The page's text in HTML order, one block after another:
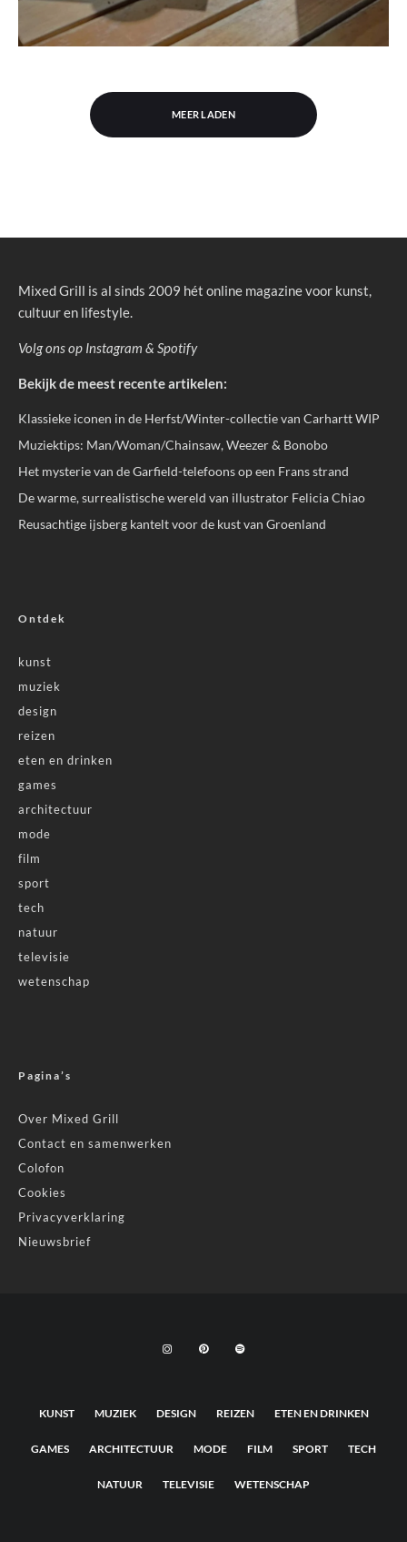
MEER LADEN
Mixed Grill is al sinds 2009 hét online magazine voor kunst,
cultuur en lifestyle.
Volg ons op Instagram & Spotify
Bekijk de meest recente artikelen:
Klassieke iconen in de Herfst/Winter-collectie van Carhartt WIP
Muziektips: Man/Woman/Chainsaw, Weezer & Bonobo
Het mysterie van de Garfield-telefoons op een Frans strand
De warme, surrealistische wereld van illustrator Felicia Chiao
Reusachtige ijsberg kantelt voor de kust van Groenland
Ontdek
kunst
muziek
design
reizen
eten en drinken
games
architectuur
mode
film
sport
tech
natuur
televisie
wetenschap
Pagina’s
Over Mixed Grill
Contact en samenwerken
Colofon
Cookies
Privacyverklaring
Nieuwsbrief
KUNST MUZIEK DESIGN REIZEN ETEN EN DRINKEN
GAMES ARCHITECTUUR MODE FILM SPORT TECH
NATUUR TELEVISIE WETENSCHAP